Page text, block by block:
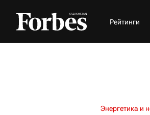
Рейтинги
Энергетика и